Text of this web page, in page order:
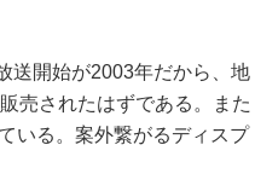
送開始が2003年だから、地
売されたはずである。また
いる。案外繋がるディスプ